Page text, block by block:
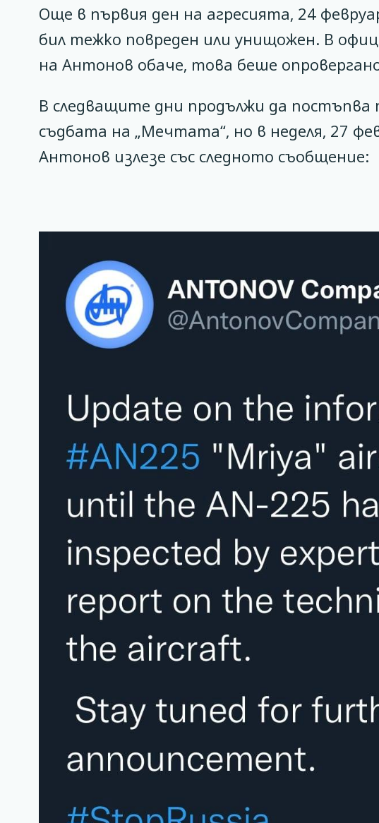
Още в първия ден на агресията, 24
бил тежко повреден или унищожен. В
на Антонов обаче, това беше
В следващите дни продължи да
съдбата на „Мечтата“, но в неделя, 27
Антонов излезе със следното съобщение: